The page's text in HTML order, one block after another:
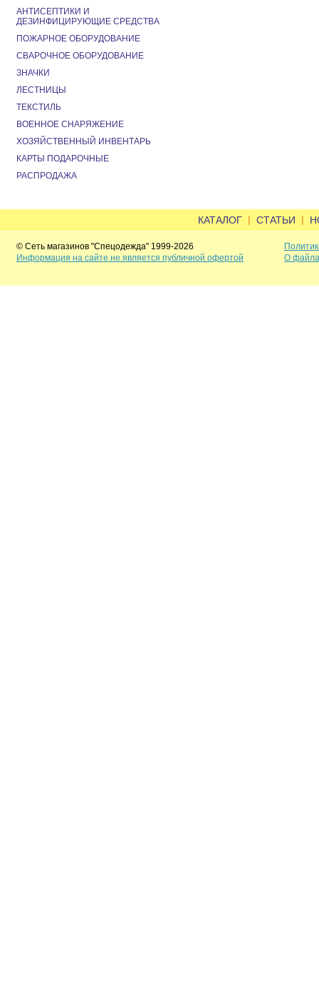
АНТИСЕПТИКИ И
ДЕЗИНФИЦИРУЮЩИЕ СРЕДСТВА
ПОЖАРНОЕ ОБОРУДОВАНИЕ
СВАРОЧНОЕ ОБОРУДОВАНИЕ
ЗНАЧКИ
ЛЕСТНИЦЫ
ТЕКСТИЛЬ
ВОЕННОЕ СНАРЯЖЕНИЕ
ХОЗЯЙСТВЕННЫЙ ИНВЕНТАРЬ
КАРТЫ ПОДАРОЧНЫЕ
РАСПРОДАЖА
КАТАЛОГ | СТАТЬИ |
© Сеть магазинов "Спецодежда" 1999-2026
Информация на сайте не является публичной офертой
О